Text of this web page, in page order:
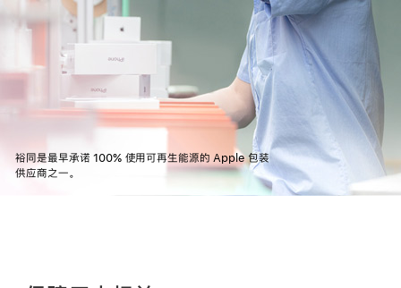
裕同是最早承诺 100% 使用可再生能源的 Apple 包装
供应商之一。